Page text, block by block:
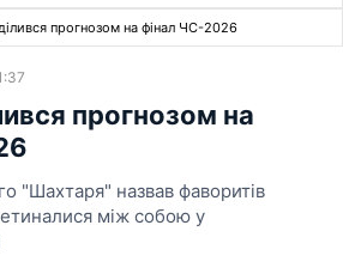
прогнозом на фінал ЧС-2026
прогнозом на
"Шахтаря" назвав фаворитів
між собою у